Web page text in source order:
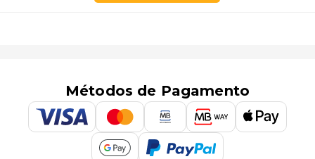
Métodos de Pagamento